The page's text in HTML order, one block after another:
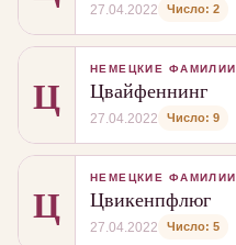
27.04.2022 Число: 2
Ц НЕМЕЦКИЕ ФАМИЛИИ
Цвайфеннинг
27.04.2022 Число: 9
Ц НЕМЕЦКИЕ ФАМИЛИИ
Цвикенпфлюг
27.04.2022 Число: 5